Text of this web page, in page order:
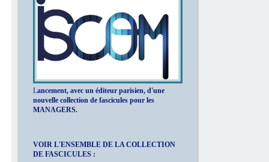
Lancement, avec un éditeur parisien, d'une
nouvelle collection de fascicules pour les
MANAGERS.
VOIR L'ENSEMBLE DE LA COLLECTION
DE FASCICULES :